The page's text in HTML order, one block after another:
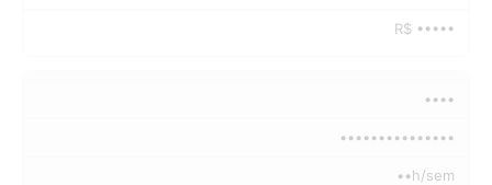
R$ •••••
••••
•••••••••••••••
••h/sem